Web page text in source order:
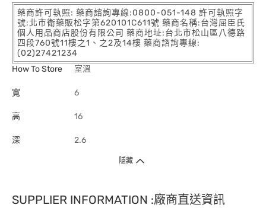
藥商許可執照: 藥商諮詢專線:0800-051-148 許可執照字
號:北市衛藥販松字第620101C611號 藥商名稱:台灣屈臣氏
個人用品商店股份有限公司 藥商地址:台北市松山區八德路
四段760號11樓之1、之2及14樓 藥商諮詢專線:
(02)27421234
How To Store
室溫
寬 6
高 16
深 2.6
隱藏
SUPPLIER INFORMATION :廠商直送資訊